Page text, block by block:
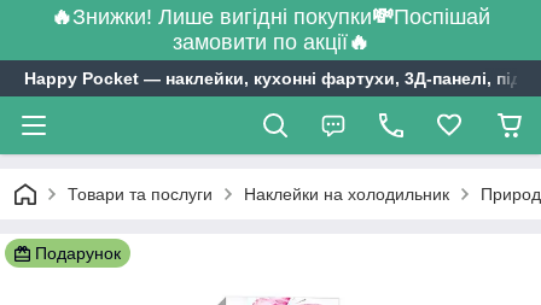
🔥Знижки! Лише вигідні покупки💸Поспішай
замовити по акції🔥
Happy Pocket ― наклейки, кухонні фартухи, 3Д-панелі,
Товари та послуги Наклейки на холодильник
Подарунок